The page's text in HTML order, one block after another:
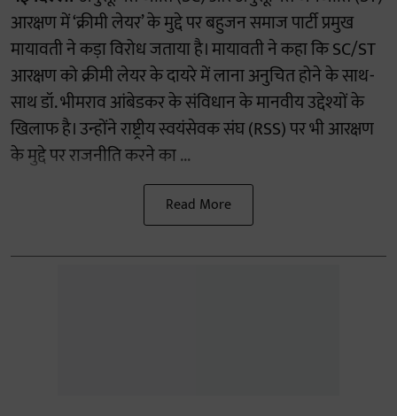
आरक्षण में ‘क्रीमी लेयर’ के मुद्दे पर बहुजन समाज पार्टी प्रमुख
मायावती ने कड़ा विरोध जताया है। मायावती ने कहा कि SC/ST
आरक्षण को क्रीमी लेयर के दायरे में लाना अनुचित होने के साथ-
साथ डॉ. भीमराव आंबेडकर के संविधान के मानवीय उद्देश्यों के
खिलाफ है। उन्होंने राष्ट्रीय स्वयंसेवक संघ (RSS) पर भी आरक्षण
के मुद्दे पर राजनीति करने का ...
Read More